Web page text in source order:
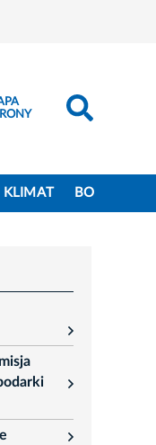
- LinkedIn
KLIMAT BO